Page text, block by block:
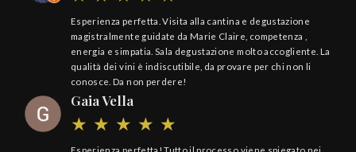
Esperienza perfetta. Visita alla cantina e degustazione
magistralmente guidate da Marie Claire, competenza ,
energia e simpatia. Sala degustazione molto accogliente. La
qualità dei vini è indiscutibile, da provare per chi non li
conosce. Da non perdere!
Gaia Vella